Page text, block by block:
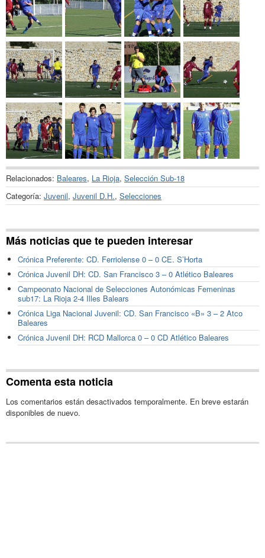
Relacionados: Baleares, La Rioja, Selección Sub-18
Categoría: Juvenil, Juvenil D.H., Selecciones
Más noticias que te pueden interesar
Crónica Preferente: CD. Ferriolense 0 – 0 CE. S’Horta
Crónica Juvenil DH: CD. San Francisco 3 – 0 Atlético Baleares
Campeonato Nacional de Selecciones Autonómicas Femeninas
sub17: La Rioja 2-4 Illes Balears
Crónica Liga Nacional Juvenil: CD. San Francisco «B» 3 – 2 Atco
Baleares
Crónica Juvenil DH: RCD Mallorca 0 – 0 CD Atlético Baleares
Comenta esta noticia
Los comentarios están desactivados temporalmente. En breve estarán
disponibles de nuevo.